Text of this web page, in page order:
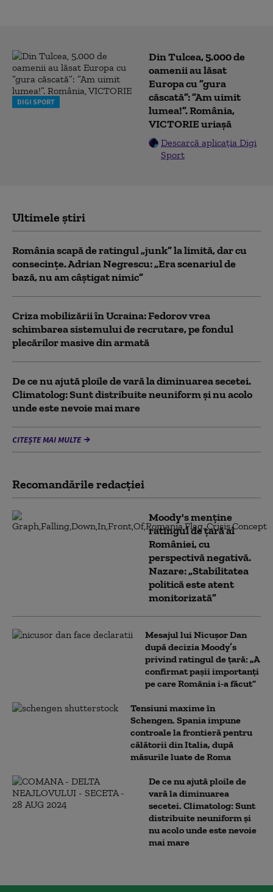
DIGI SPORT
Din Tulcea, 5.000 de
oamenii au lăsat
Europa cu ”gura
căscată”: ”Am uimit
lumea!”. România,
VICTORIE uriașă
Descarcă aplicația Digi
Sport
Ultimele știri
România scapă de ratingul „junk” la limită, dar cu
consecinţe. Adrian Negrescu: „Era scenariul de
bază, nu am câștigat nimic”
Criza mobilizării în Ucraina: Fedorov vrea
schimbarea sistemului de recrutare, pe fondul
plecărilor masive din armată
De ce nu ajută ploile de vară la diminuarea secetei.
Climatolog: Sunt distribuite neuniform și nu acolo
unde este nevoie mai mare
CITEȘTE MAI MULTE
Recomandările redacţiei
Moody's menține
ratingul de țară al
României, cu
perspectivă negativă.
Nazare: „Stabilitatea
politică este atent
monitorizată”
Mesajul lui Nicușor Dan
după decizia Moody’s
privind ratingul de țară: „A
confirmat pașii importanți
pe care România i-a făcut”
Tensiuni maxime în
Schengen. Spania impune
controale la frontieră pentru
călătorii din Italia, după
măsurile luate de Roma
De ce nu ajută ploile de
vară la diminuarea
secetei. Climatolog: Sunt
distribuite neuniform și
nu acolo unde este nevoie
mai mare